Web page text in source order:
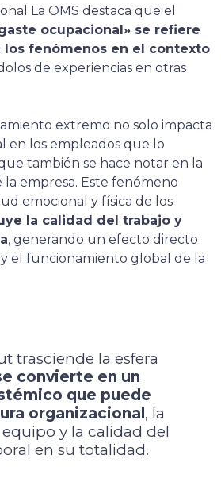
La OMS destaca que el
ocupacional» se refiere
los fenómenos en el contexto
de experiencias en otras
extremo no solo impacta
en los empleados que lo
también se hace notar en la
empresa. Este fenómeno
emocional y física de los
la calidad del trabajo y
, generando un efecto directo
el funcionamiento global de la
trasciende la esfera
convierte en un
que puede
organizacional , la
y la calidad del
en su totalidad.